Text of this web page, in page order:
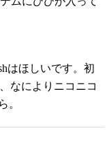
はほしいです。初
なによりニコニコ
。